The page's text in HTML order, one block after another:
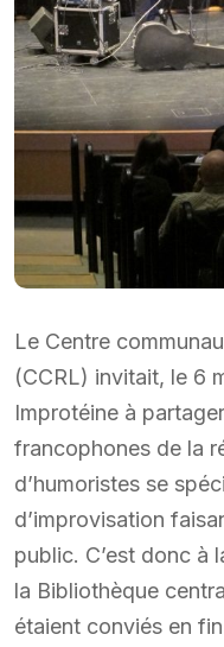
Le Centre
(CCRL) invitait, le 6
Improtéine à
francophones de la
d’humoristes se
d’improvisation
public. C’est donc à
la Bibliothèque
étaient conviés en